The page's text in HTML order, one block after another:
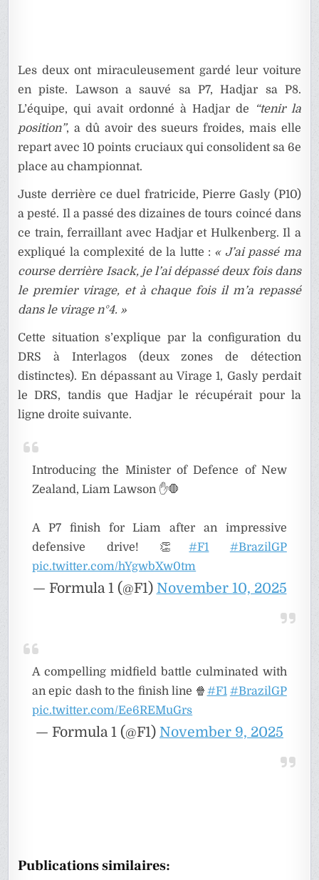
Les deux ont miraculeusement gardé leur voiture
en piste. Lawson a sauvé sa P7, Hadjar sa P8.
L’équipe, qui avait ordonné à Hadjar de
“tenir la
position”, a dû avoir des sueurs froides, mais elle
repart avec 10 points cruciaux qui consolident sa 6e
place au championnat.
Juste derrière ce duel fratricide, Pierre Gasly (P10)
a pesté. Il a passé des dizaines de tours coincé dans
ce train, ferraillant avec Hadjar et Hulkenberg. Il a
expliqué la complexité de la lutte : « J’ai passé ma
course derrière Isack, je l’ai dépassé deux fois dans
le premier virage, et à chaque fois il m’a repassé
dans le virage n°4. »
Cette situation s’explique par la configuration du
DRS à Interlagos (deux zones de détection
distinctes). En dépassant au Virage 1, Gasly perdait
le DRS, tandis que Hadjar le récupérait pour la
ligne droite suivante.
Introducing the Minister of Defence of New
Zealand, Liam Lawson ✋🛑
A P7 finish for Liam after an impressive
defensive drive! 👏#F1
#BrazilGP
pic.twitter.com/hYgwbXw0tm
— Formula 1 (@F1) November 10, 2025
A compelling midfield battle culminated with
an epic dash to the finish line 🍿 #F1 #BrazilGP
pic.twitter.com/Ee6REMuGrs
— Formula 1 (@F1) November 9, 2025
Publications similaires: